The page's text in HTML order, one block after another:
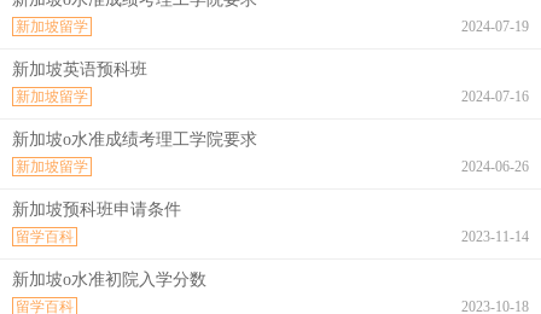
2024-07-19
新加坡留学
新加坡英语预科班
2024-07-16
新加坡留学
新加坡o水准成绩考理工学院要求
2024-06-26
新加坡留学
新加坡预科班申请条件
2023-11-14
留学百科
新加坡o水准初院入学分数
2023-10-18
留学百科